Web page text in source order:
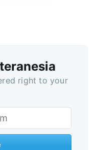
right to your